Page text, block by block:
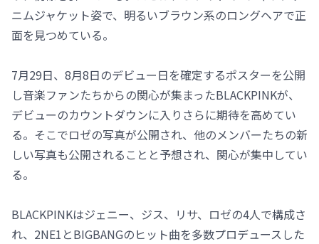
ニムジャケット姿で、明るいブラウン系のロングヘアで正
面を見つめている。
7月29日、8月8日のデビュー日を確定するポスターを公開
し音楽ファンたちからの関心が集まったBLACKPINKが、
デビューのカウントダウンに入りさらに期待を高めてい
る。そこでロゼの写真が公開され、他のメンバーたちの新
しい写真も公開されることと予想され、関心が集中してい
る。
BLACKPINKはジェニー、ジス、リサ、ロゼの4人で構成さ
れ、2NE1とBIGBANGのヒット曲を多数プロデュースした